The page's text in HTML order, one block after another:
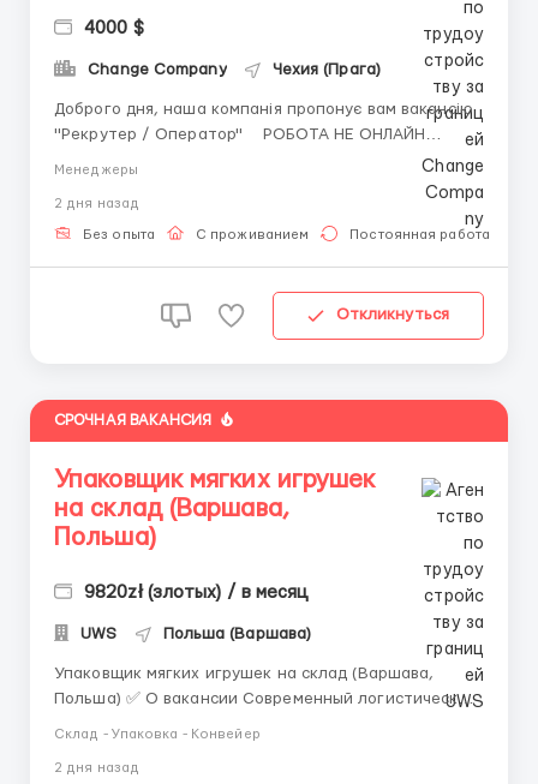
4000 $
Change Company Чехия (Прага)
Доброго дня, наша компанія пропонує вам вакансію
"Рекрутер / Оператор" РОБОТА НЕ ОНЛАЙН
Розглянемо людей так само без досвіду роботи,
знаходитесь в іншому місті чи країні, ми
оплачуємо вам переїзд, щоб ви працювали у ...
Менеджеры
2 дня назад
Без опыта С проживанием Постоянная работа
Откликнуться
СРОЧНАЯ ВАКАНСИЯ
Упаковщик мягких игрушек
на склад (Варшава,
Польша)
9820zł (злотых) / в месяц
UWS Польша (Варшава)
Упаковщик мягких игрушек на склад (Варшава,
Польша) ✅ О вакансии Современный логистический
должность упаковщика мягких игрушек. ❗️ ВНИМАНИЕ
Склад - Упаковка - Конвейер
2 дня назад